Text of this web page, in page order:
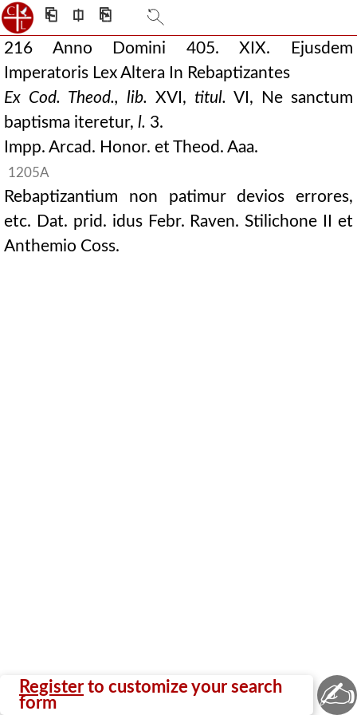
⎗ ⎅ ⎘
Register to customize your search
form
216 Anno Domini 405. XIX. Ejusdem
Imperatoris Lex Altera In Rebaptizantes
Ex Cod. Theod., lib. XVI, titul. VI, Ne sanctum
baptisma iteretur, l. 3.
Impp. Arcad. Honor. et Theod. Aaa.
1205A
Rebaptizantium non patimur devios errores,
etc. Dat. prid. idus Febr. Raven. Stilichone II et
Anthemio Coss.
✍